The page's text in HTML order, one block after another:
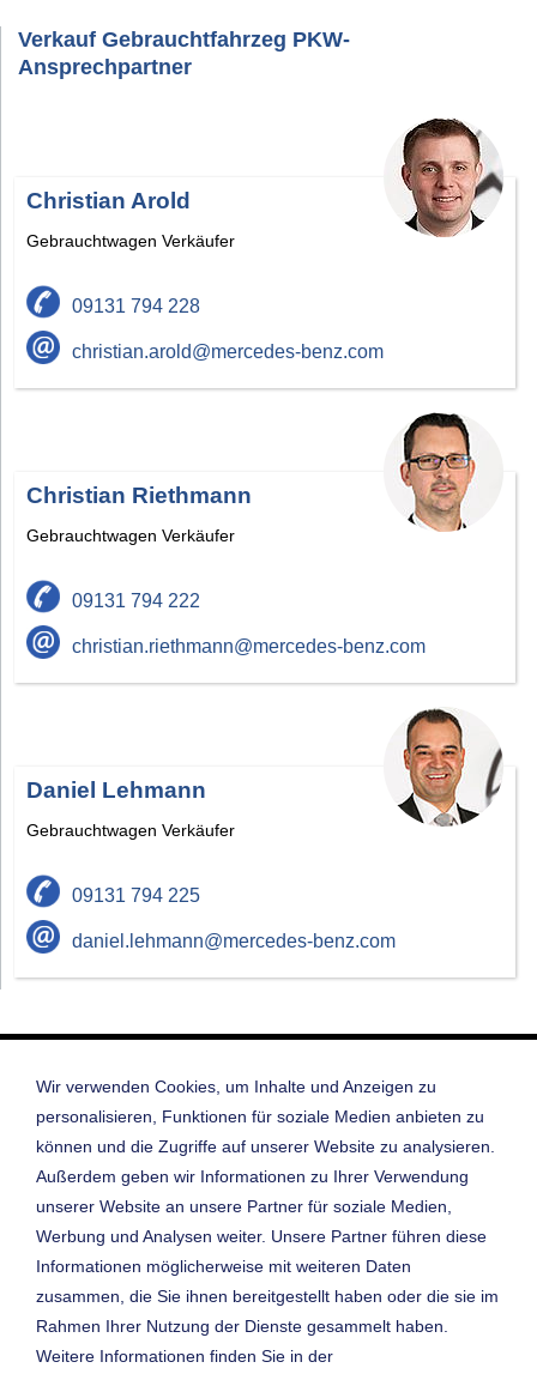
Verkauf Gebrauchtfahrzeg PKW-
Ansprechpartner
Christian Arold
Gebrauchtwagen Verkäufer
09131 794 228
christian.arold@mercedes-benz.com
Christian Riethmann
Gebrauchtwagen Verkäufer
09131 794 222
christian.riethmann@mercedes-benz.com
Daniel Lehmann
Gebrauchtwagen Verkäufer
09131 794 225
daniel.lehmann@mercedes-benz.com
Datenschutz
Datenschutz Pickel App
Impressum
Cookie-Einstellungen
Kontakt & Anfahrt
Öffnungszeiten
Gebrauchtwagen-Suche
Wir verwenden Cookies, um Inhalte und Anzeigen zu
personalisieren, Funktionen für soziale Medien anbieten zu
können und die Zugriffe auf unserer Website zu analysieren.
Außerdem geben wir Informationen zu Ihrer Verwendung
unserer Website an unsere Partner für soziale Medien,
Werbung und Analysen weiter. Unsere Partner führen diese
Informationen möglicherweise mit weiteren Daten
zusammen, die Sie ihnen bereitgestellt haben oder die sie im
Rahmen Ihrer Nutzung der Dienste gesammelt haben.
Weitere Informationen finden Sie in der